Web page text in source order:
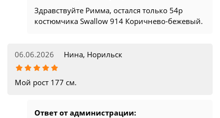
Здравствуйте Римма, остался только 54р
костюмчика Swallow 914 Коричнево-бежевый.
06.06.2026 Нина, Норильск
Мой рост 177 см.
Ответ от администрации: